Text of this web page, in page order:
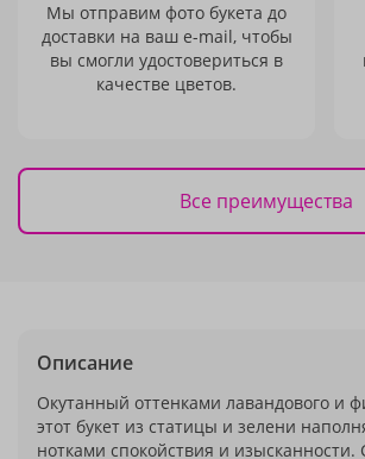
Мы отправим фото букета до
доставки на ваш e-mail, чтобы
вы смогли удостовериться в
качестве цветов.
Все преимущества
Описание
Окутанный оттенками лавандового и
этот букет из статицы и зелени
нотками спокойствия и